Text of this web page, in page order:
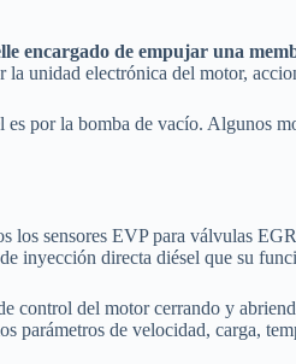
encargado de empujar una
unidad electrónica del motor,
por la bomba de vacío. Algunos
sensores EVP para válvulas
inyección directa diésel que su
control del motor cerrando y
parámetros de velocidad, carga,